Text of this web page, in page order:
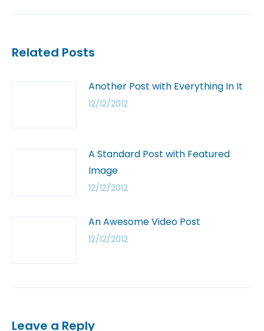
Related Posts
Another Post with Everything In It
12/12/2012
A Standard Post with Featured
Image
12/12/2012
An Awesome Video Post
12/12/2012
Leave a Reply